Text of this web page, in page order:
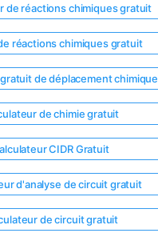
de réactions chimiques gratuit
réactions chimiques gratuit
de déplacement chimique
de chimie gratuit
CIDR Gratuit
d'analyse de circuit gratuit
de circuit gratuit